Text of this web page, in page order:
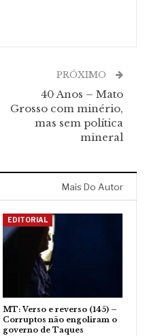
PRÓXIMO
40 Anos – Mato
Grosso com minério,
mas sem política
mineral
Mais Do Autor
EDITORIAL
MT: Verso e reverso (145) –
Corruptos não engoliram o
governo de Taques